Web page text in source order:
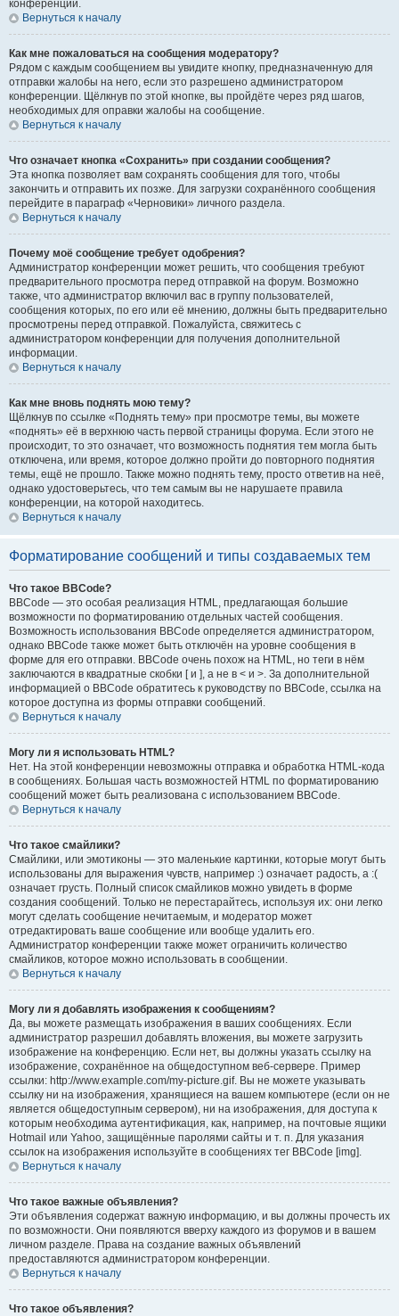
конференции.
Вернуться к началу
Как мне пожаловаться на сообщения модератору?
Рядом с каждым сообщением вы увидите кнопку, предназначенную для
отправки жалобы на него, если это разрешено администратором
конференции. Щёлкнув по этой кнопке, вы пройдёте через ряд шагов,
необходимых для оправки жалобы на сообщение.
Вернуться к началу
Что означает кнопка «Сохранить» при создании сообщения?
Эта кнопка позволяет вам сохранять сообщения для того, чтобы
закончить и отправить их позже. Для загрузки сохранённого сообщения
перейдите в параграф «Черновики» личного раздела.
Вернуться к началу
Почему моё сообщение требует одобрения?
Администратор конференции может решить, что сообщения требуют
предварительного просмотра перед отправкой на форум. Возможно
также, что администратор включил вас в группу пользователей,
сообщения которых, по его или её мнению, должны быть предварительно
просмотрены перед отправкой. Пожалуйста, свяжитесь с
администратором конференции для получения дополнительной
информации.
Вернуться к началу
Как мне вновь поднять мою тему?
Щёлкнув по ссылке «Поднять тему» при просмотре темы, вы можете
«поднять» её в верхнюю часть первой страницы форума. Если этого не
происходит, то это означает, что возможность поднятия тем могла быть
отключена, или время, которое должно пройти до повторного поднятия
темы, ещё не прошло. Также можно поднять тему, просто ответив на неё,
однако удостоверьтесь, что тем самым вы не нарушаете правила
конференции, на которой находитесь.
Вернуться к началу
Форматирование сообщений и типы создаваемых тем
Что такое BBCode?
BBCode — это особая реализация HTML, предлагающая большие
возможности по форматированию отдельных частей сообщения.
Возможность использования BBCode определяется администратором,
однако BBCode также может быть отключён на уровне сообщения в
форме для его отправки. BBCode очень похож на HTML, но теги в нём
заключаются в квадратные скобки [ и ], а не в < и >. За дополнительной
информацией о BBCode обратитесь к руководству по BBCode, ссылка на
которое доступна из формы отправки сообщений.
Вернуться к началу
Могу ли я использовать HTML?
Нет. На этой конференции невозможны отправка и обработка HTML-кода
в сообщениях. Большая часть возможностей HTML по форматированию
сообщений может быть реализована с использованием BBCode.
Вернуться к началу
Что такое смайлики?
Смайлики, или эмотиконы — это маленькие картинки, которые могут быть
использованы для выражения чувств, например :) означает радость, а :(
означает грусть. Полный список смайликов можно увидеть в форме
создания сообщений. Только не перестарайтесь, используя их: они легко
могут сделать сообщение нечитаемым, и модератор может
отредактировать ваше сообщение или вообще удалить его.
Администратор конференции также может ограничить количество
смайликов, которое можно использовать в сообщении.
Вернуться к началу
Могу ли я добавлять изображения к сообщениям?
Да, вы можете размещать изображения в ваших сообщениях. Если
администратор разрешил добавлять вложения, вы можете загрузить
изображение на конференцию. Если нет, вы должны указать ссылку на
изображение, сохранённое на общедоступном веб-сервере. Пример
ссылки: http://www.example.com/my-picture.gif. Вы не можете указывать
ссылку ни на изображения, хранящиеся на вашем компьютере (если он не
является общедоступным сервером), ни на изображения, для доступа к
которым необходима аутентификация, как, например, на почтовые ящики
Hotmail или Yahoo, защищённые паролями сайты и т. п. Для указания
ссылок на изображения используйте в сообщениях тег BBCode [img].
Вернуться к началу
Что такое важные объявления?
Эти объявления содержат важную информацию, и вы должны прочесть их
по возможности. Они появляются вверху каждого из форумов и в вашем
личном разделе. Права на создание важных объявлений
предоставляются администратором конференции.
Вернуться к началу
Что такое объявления?